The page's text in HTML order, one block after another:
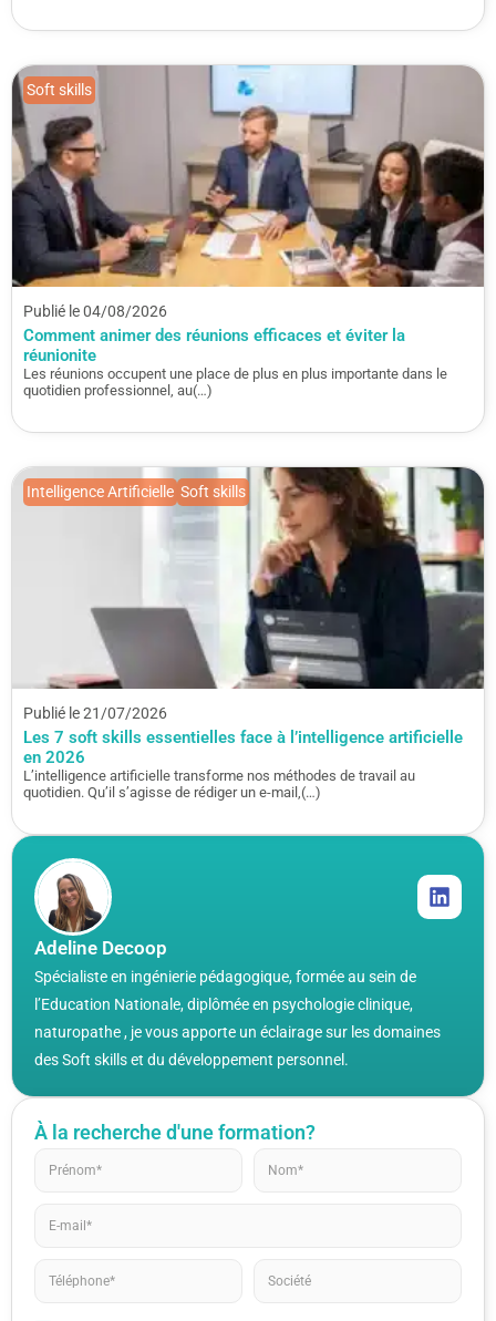
Adeline Decoop
Spécialiste en ingénierie pédagogique, formée au sein de
l’Education Nationale, diplômée en psychologie clinique,
naturopathe , je vous apporte un éclairage sur les domaines
des Soft skills et du développement personnel.
À la recherche d'une formation?
Publié le 04/08/2026
Comment animer des réunions efficaces et éviter la
réunionite
Les réunions occupent une place de plus en plus importante dans le
quotidien professionnel, au(…)
Soft skills
Publié le 21/07/2026
Les 7 soft skills essentielles face à l’intelligence artificielle
en 2026
L’intelligence artificielle transforme nos méthodes de travail au
quotidien. Qu’il s’agisse de rédiger un e-mail,(…)
Intelligence Artificielle Soft skills